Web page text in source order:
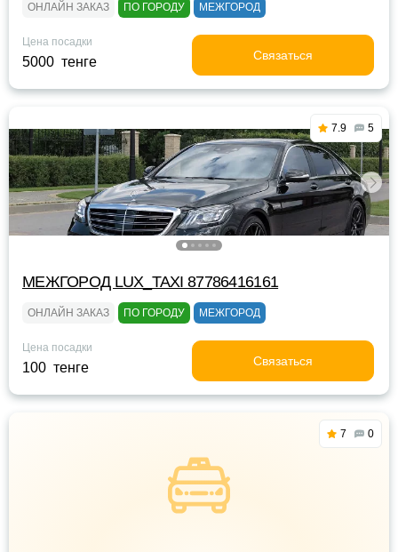
ОНЛАЙН ЗАКАЗ ПО ГОРОДУ МЕЖГОРОД
Цена посадки
5000 тенге Связаться
7.9 5
МЕЖГОРОД LUX_TAXI 87786416161
ОНЛАЙН ЗАКАЗ ПО ГОРОДУ МЕЖГОРОД
Цена посадки
100 тенге Связаться
7 0